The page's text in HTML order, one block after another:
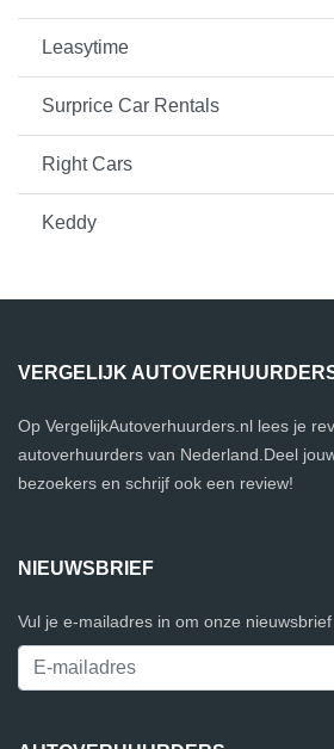
Leasytime
Surprice Car Rentals
Right Cars
Keddy
VERGELIJK
Op VergelijkAutoverhuurders.nl lees je
autoverhuurders van Nederland.Deel
bezoekers en schrijf ook een review!
NIEUWSBRIEF
Vul je e-mailadres in om onze nieuwsbrief